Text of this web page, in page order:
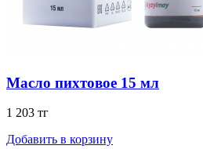
Масло пихтовое 15 мл
1 203 тг
Добавить в корзину